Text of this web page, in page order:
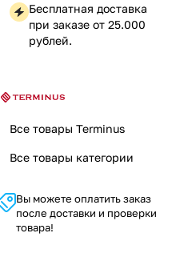
Бесплатная доставка
при заказе от 25.000
рублей.
Все товары Terminus
Все товары категории
Вы можете оплатить заказ
после доставки и проверки
товара!